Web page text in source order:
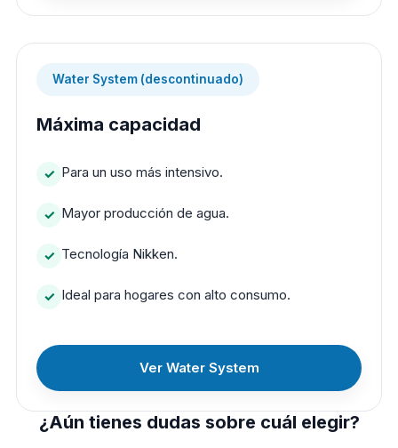
Water System (descontinuado)
Máxima capacidad
Para un uso más intensivo.
Mayor producción de agua.
Tecnología Nikken.
Ideal para hogares con alto consumo.
Ver Water System
¿Aún tienes dudas sobre cuál elegir?